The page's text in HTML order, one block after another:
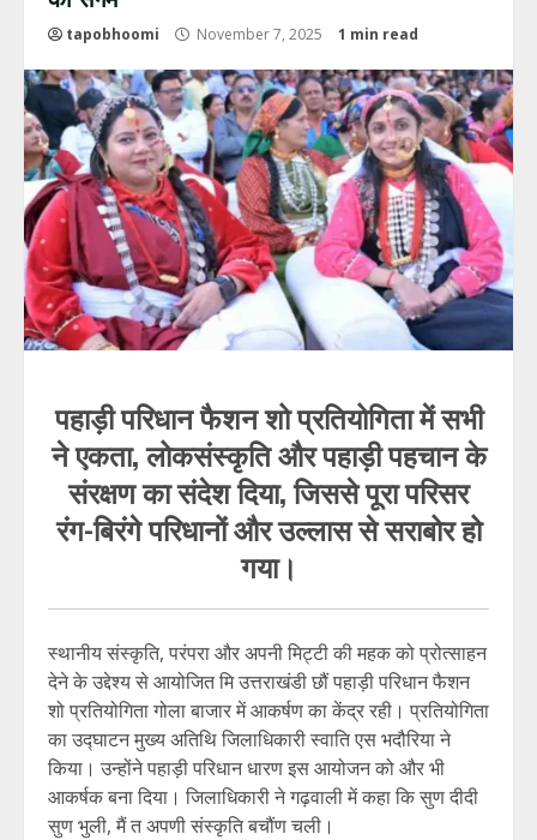
tapobhoomi November 7, 2025 1 min read
पहाड़ी परिधान फैशन शो प्रतियोगिता में सभी
ने एकता, लोकसंस्कृति और पहाड़ी पहचान के
संरक्षण का संदेश दिया, जिससे पूरा परिसर
रंग-बिरंगे परिधानों और उल्लास से सराबोर हो
गया।
स्थानीय संस्कृति, परंपरा और अपनी मिट्टी की महक को प्रोत्साहन
देने के उद्देश्य से आयोजित मि उत्तराखंडी छौं पहाड़ी परिधान फैशन
शो प्रतियोगिता गोला बाजार में आकर्षण का केंद्र रही। प्रतियोगिता
का उद्घाटन मुख्य अतिथि जिलाधिकारी स्वाति एस भदौरिया ने
किया। उन्होंने पहाड़ी परिधान धारण इस आयोजन को और भी
आकर्षक बना दिया। जिलाधिकारी ने गढ़वाली में कहा कि सुण दीदी
सुण भुली, मैं त अपणी संस्कृति बचौंण चली।